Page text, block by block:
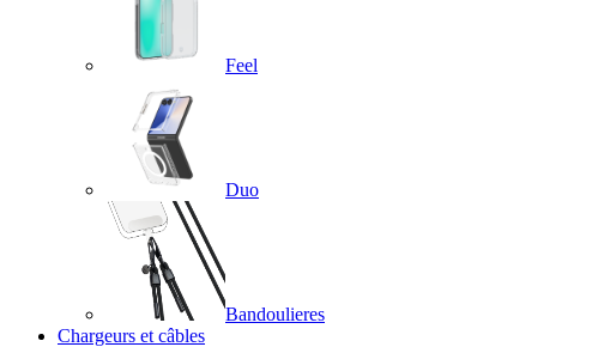
Feel
Duo
Bandoulieres
Chargeurs et câbles